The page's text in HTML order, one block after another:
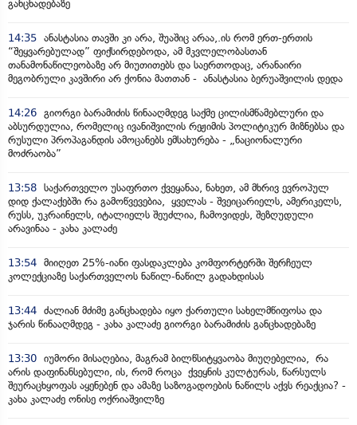
განცხადებაზე
14:35 ანასტასია თავში კი არა, შუაშიც არაა,.ის რომ ერთ-ერთის
“შეყვარებულად” ფიქსირდებოდა, ამ მკვლელობასთან
თანამონაწილეობაზე არ მიუთითებს და საერთოდაც, არანაირი
მეგობრული კავშირი არ ქონია მათთან - ანასტასია ბერუაშვილის დედა
14:26 გიორგი ბარამიძის წინააღმდეგ საქმე ცილისმწამებლური და
აბსურდულია, რომელიც ივანიშვილის რეჟიმის პოლიტიკურ მიზნებსა და
რუსული პროპაგანდის ამოცანებს ემსახურება - „ნაციონალური
მოძრაობა”
13:58 საქართველო უსაფრთო ქვეყანაა, ნახეთ, ამ მხრივ ევროპულ
დიდ ქალაქებში რა გამოწვევებია, ყველას - შვეიცარიელს, ამერიკელს,
რუსს, უკრაინელს, იტალიელს შეუძლია, ჩამოვიდეს, შეზღუდული
არავინაა - კახა კალაძე
13:54 მიიღეთ 25%-იანი ფასდაკლება კომფორტერში შერჩეულ
კოლექციაზე საქართველოს ნაწილ-ნაწილ გადახდისას
13:44 ძალიან მძიმე განცხადება იყო ქართული სახელმწიფოსა და
ჯარის წინააღმდეგ - კახა კალაძე გიორგი ბარამიძის განცხადებაზე
13:30 იუმორი მისაღებია, მაგრამ ბილწსიტყვაობა მიუღებელია, რა
არის დაფინანსებული, ის, რომ როცა ქვეყნის კულტურას, წარსულს
შეურაცხყოფას აყენებენ და ამაზე საზოგადოების ნაწილს აქვს რეაქცია? -
კახა კალაძე ონისე ოქრიაშვილზე